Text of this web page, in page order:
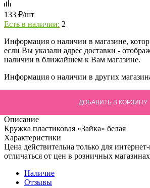
133 ₽/шт
Есть в наличии: 2
Информация о наличии в магазине,
если Вы указали адрес доставки -
наличии в ближайшем к Вам магазине.
Информация о наличии в других
ДОБАВИТЬ В КОРЗИНУ
Описание
Кружка пластиковая «Зайка» белая
Характеристики
Цена действительна только для
отличаться от цен в розничных магазинах
Наличие
Отзывы